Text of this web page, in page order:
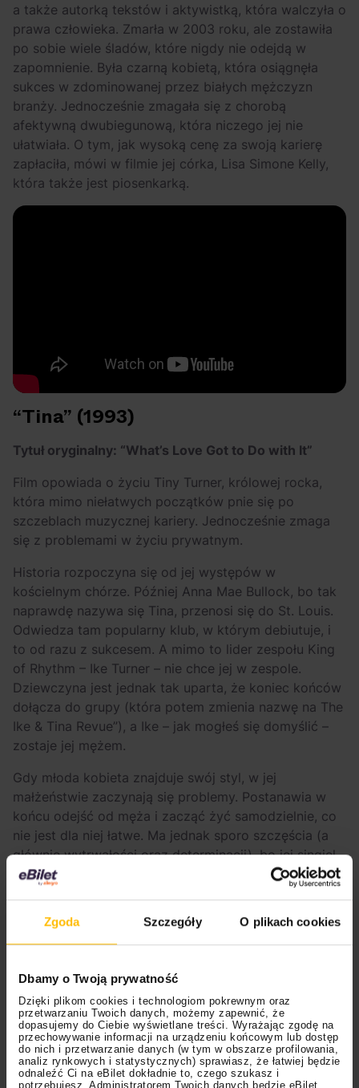
Zgoda Szczegóły O plikach cookies
Dbamy o Twoją prywatność
Dzięki plikom cookies i technologiom pokrewnym oraz
przetwarzaniu Twoich danych, możemy zapewnić, że
dopasujemy do Ciebie wyświetlane treści. Wyrażając zgodę na
przechowywanie informacji na urządzeniu końcowym lub dostęp
do nich i przetwarzanie danych (w tym w obszarze profilowania,
analiz rynkowych i statystycznych) sprawiasz, że łatwiej będzie
odnaleźć Ci na eBilet dokładnie to, czego szukasz i
potrzebujesz. Administratorem Twoich danych będzie eBilet
a także autorką tekstów i aktywistką, która walczyła o
prawa człowieka. Zmarła w 2003 roku, ale zostawiła
po sobie wiele śladów, które nigdy nie odejdą w
zapomnienie. Była czarną kobietą, która osiągnęła
sukces w zdominowanej przez białych mężczyzn
branży. Jednocześnie zmagała się z chorobą
afektywną dwubiegunową, która niczego jej nie
ułatwiała. O tym, jak wysoką cenę za swoją karierę
zapłaciła, mówi w filmie jej córka, Lisa Simone Kelly,
która także jest piosenkarką.
“Tina” (1993)
Tytuł oryginalny: “What’s Love Got to Do with It”
Film opowiada o życiu Tiny Turner, królowej rocka,
która mimo niełatwych początków pnie się po
szczeblach muzycznej kariery. Jednocześnie zmaga
się z problemami w życiu prywatnym.
Historia rozpoczyna się od jej występów w
kościelnym chórze. Później Anna Mae Bullock, bo tak
naprawdę nazywa się Tina, przenosi się do St. Louis.
Odwiedza tam popularny klub, w którym debiutuje, i
to od razu z sukcesem. A mimo to lider zespołu King
of Rhythm – Ike Turner – nie chce jej w zespole.
Dziewczyna jest jednak tak uparta, że koniec końców
dołącza do grupy (która potem zmienia nazwę na The
Ike & Tina Revue”), a Ike – jak mogłeś się domyślić –
zostaje jej mężem.
Gdy młoda kobieta znajduje swój styl, w jej
małżeństwie zaczynają się problemy. Postanawia w
końcu odejść od męża i zacząć żyć samodzielnie, co
nie jest dla niej łatwe. Ma jednak sporo szczęścia (a
głównie wytrwałości oraz determinacji), bo jej singiel
“What’s Love Got to Do with It” odnosi ogromny
“Spacer po linie” (2005)
filmowy – pełen wzlotów i upadków, miłości i bólu,
sławy i uzależnienia. Twórcy postanowili przenieść tę
historię na ekran i wyszło im to znakomicie (krytycy
dają ocenę 7,3!).